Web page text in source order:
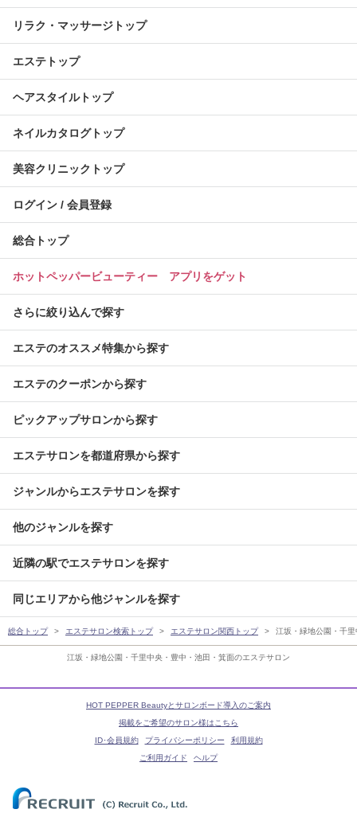
江坂・緑地公園・千里中央・豊中・池田・箕面のエステサロン
リラク・マッサージトップ
エステトップ
ヘアスタイルトップ
ネイルカタログトップ
美容クリニックトップ
ログイン / 会員登録
総合トップ
ホットペッパービューティー アプリをゲット
さらに絞り込んで探す
エステのオススメ特集から探す
エステのクーポンから探す
ピックアップサロンから探す
エステサロンを都道府県から探す
ジャンルからエステサロンを探す
他のジャンルを探す
近隣の駅でエステサロンを探す
同じエリアから他ジャンルを探す
総合トップ エステサロン検索トップ エステサロン関西トップ 江坂・緑地公園・千
HOT PEPPER Beautyとサロンボード導入のご案内
掲載をご希望のサロン様はこちら
ID･会員規約
プライバシーポリシー
利用規約
ご利用ガイド
ヘルプ